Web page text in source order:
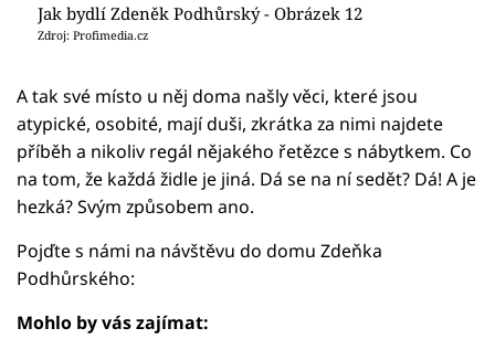
Jak bydlí Zdeněk Podhůrský - Obrázek 12
Zdroj: Profimedia.cz
A tak své místo u něj doma našly věci, které jsou
atypické, osobité, mají duši, zkrátka za nimi najdete
příběh a nikoliv regál nějakého řetězce s nábytkem. Co
na tom, že každá židle je jiná. Dá se na ní sedět? Dá! A je
hezká? Svým způsobem ano.
Pojďte s námi na návštěvu do domu Zdeňka
Podhůrského:
Mohlo by vás zajímat: